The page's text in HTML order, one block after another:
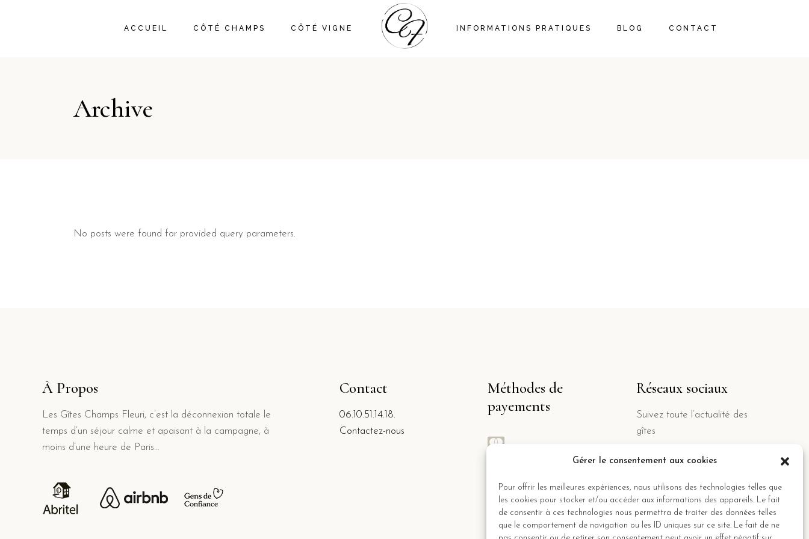
Gérer le consentement aux cookies
Pour offrir les meilleures expériences, nous utilisons des technologies telles que
les cookies pour stocker et/ou accéder aux informations des appareils. Le fait
de consentir à ces technologies nous permettra de traiter des données telles
que le comportement de navigation ou les ID uniques sur ce site. Le fait de ne
ACCUEIL CÔTÉ CHAMPS CÔTÉ VIGNE INFORMATIONS PRATIQUES BLOG CONTACT
Archive
No posts were found for provided query parameters.
À Propos
Les Gîtes Champs Fleuri, c’est la déconnexion totale le
temps d’un séjour calme et apaisant à la campagne, à
moins d’une heure de Paris…
Contact
06.10.51.14.18.
Contactez-nous
Méthodes de
payements
Réseaux sociaux
Suivez toute l’actualité des
gîtes